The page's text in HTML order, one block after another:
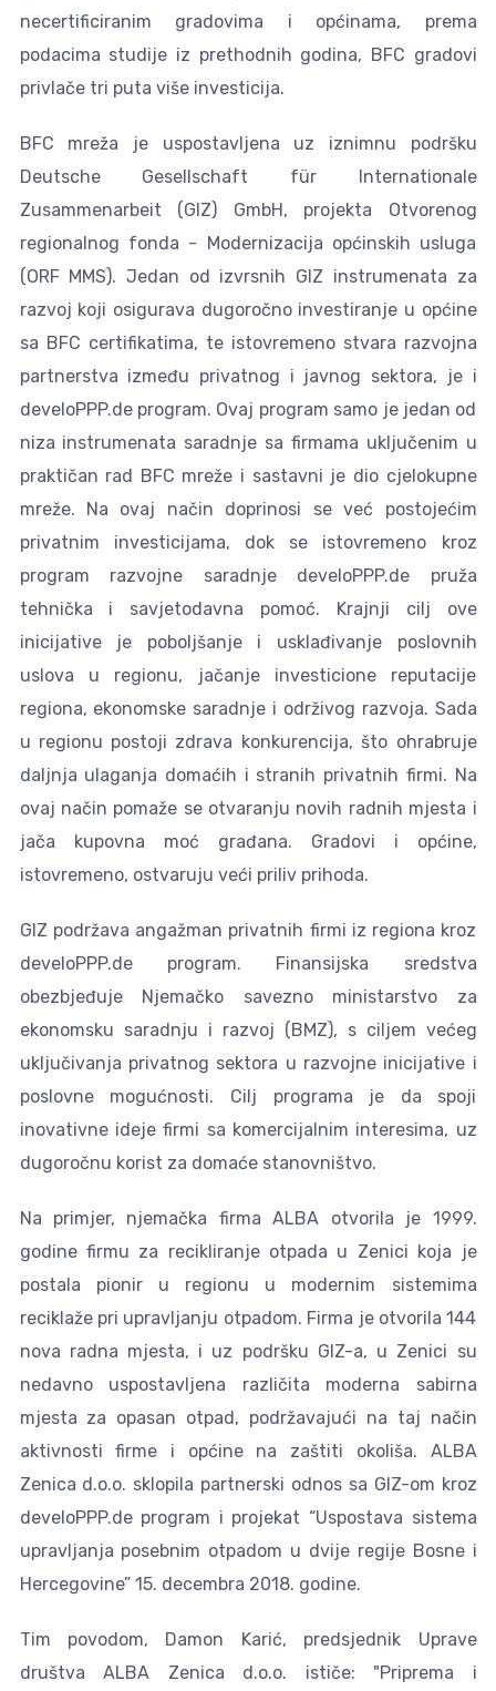
necertificiranim gradovima i općinama, prema
podacima studije iz prethodnih godina, BFC gradovi
privlače tri puta više investicija.
BFC mreža je uspostavljena uz iznimnu podršku
Deutsche Gesellschaft für Internationale
Zusammenarbeit (GIZ) GmbH, projekta Otvorenog
regionalnog fonda - Modernizacija općinskih usluga
(ORF MMS). Jedan od izvrsnih GIZ instrumenata za
razvoj koji osigurava dugoročno investiranje u općine
sa BFC certifikatima, te istovremeno stvara razvojna
partnerstva između privatnog i javnog sektora, je i
develoPPP.de program. Ovaj program samo je jedan od
niza instrumenata saradnje sa firmama uključenim u
praktičan rad BFC mreže i sastavni je dio cjelokupne
mreže. Na ovaj način doprinosi se već postojećim
privatnim investicijama, dok se istovremeno kroz
program razvojne saradnje develoPPP.de pruža
tehnička i savjetodavna pomoć. Krajnji cilj ove
inicijative je poboljšanje i usklađivanje poslovnih
uslova u regionu, jačanje investicione reputacije
regiona, ekonomske saradnje i održivog razvoja. Sada
u regionu postoji zdrava konkurencija, što ohrabruje
daljnja ulaganja domaćih i stranih privatnih firmi. Na
ovaj način pomaže se otvaranju novih radnih mjesta i
jača kupovna moć građana. Gradovi i općine,
istovremeno, ostvaruju veći priliv prihoda.
GIZ podržava angažman privatnih firmi iz regiona kroz
develoPPP.de program. Finansijska sredstva
obezbjeđuje Njemačko savezno ministarstvo za
ekonomsku saradnju i razvoj (BMZ), s ciljem većeg
uključivanja privatnog sektora u razvojne inicijative i
poslovne mogućnosti. Cilj programa je da spoji
inovativne ideje firmi sa komercijalnim interesima, uz
dugoročnu korist za domaće stanovništvo.
Na primjer, njemačka firma ALBA otvorila je 1999.
godine firmu za recikliranje otpada u Zenici koja je
postala pionir u regionu u modernim sistemima
reciklaže pri upravljanju otpadom. Firma je otvorila 144
nova radna mjesta, i uz podršku GIZ-a, u Zenici su
nedavno uspostavljena različita moderna sabirna
mjesta za opasan otpad, podržavajući na taj način
aktivnosti firme i općine na zaštiti okoliša. ALBA
Zenica d.o.o. sklopila partnerski odnos sa GIZ-om kroz
develoPPP.de program i projekat “Uspostava sistema
upravljanja posebnim otpadom u dvije regije Bosne i
Hercegovine” 15. decembra 2018. godine.
Tim povodom, Damon Karić, predsjednik Uprave
društva ALBA Zenica d.o.o. ističe: "Priprema i